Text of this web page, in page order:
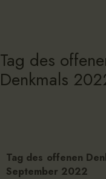
Tag des
Denkmals
Tag des offenen
September 2022